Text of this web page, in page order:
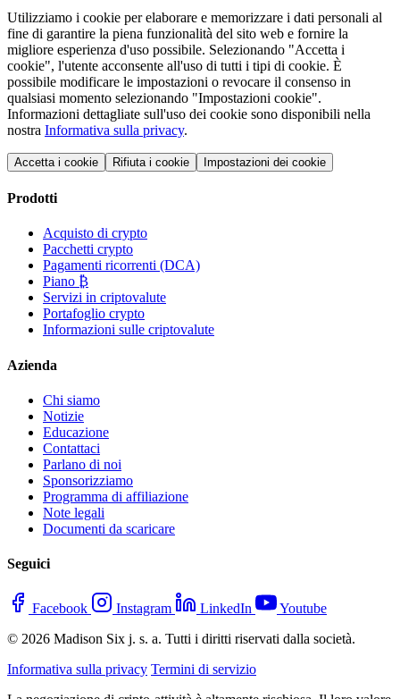
Utilizziamo i cookie per elaborare e memorizzare i dati personali al
fine di garantire la piena funzionalità del sito web e fornire la
migliore esperienza d'uso possibile. Selezionando "Accetta i
cookie", l'utente acconsente all'uso di tutti i tipi di cookie. È
possibile modificare le impostazioni o revocare il consenso in
qualsiasi momento selezionando "Impostazioni cookie".
Informazioni dettagliate sull'uso dei cookie sono disponibili nella
nostra Informativa sulla privacy.
Accetta i cookie Rifiuta i cookie Impostazioni dei cookie
Prodotti
Acquisto di crypto
Pacchetti crypto
Pagamenti ricorrenti (DCA)
Piano ₿
Servizi in criptovalute
Portafoglio crypto
Informazioni sulle criptovalute
Azienda
Chi siamo
Notizie
Educazione
Contattaci
Parlano di noi
Sponsorizziamo
Programma di affiliazione
Note legali
Documenti da scaricare
Seguici
Facebook Instagram LinkedIn
Youtube
© 2026 Madison Six j. s. a. Tutti i diritti riservati dalla società.
Informativa sulla privacy Termini di servizio